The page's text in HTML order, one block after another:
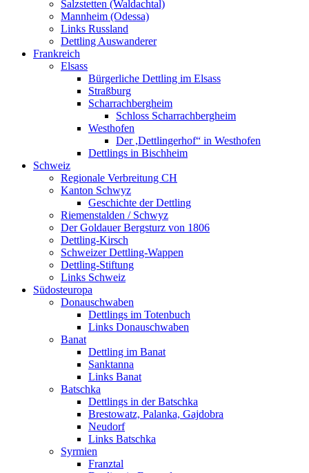
Salzstetten (Waldachtal)
Mannheim (Odessa)
Links Russland
Dettling Auswanderer
Frankreich
Elsass
Bürgerliche Dettling im Elsass
Straßburg
Scharrachbergheim
Schloss Scharrachbergheim
Westhofen
Der ,Dettlingerhof“ in Westhofen
Dettlings in Bischheim
Schweiz
Regionale Verbreitung CH
Kanton Schwyz
Geschichte der Dettling
Riemenstalden / Schwyz
Der Goldauer Bergsturz von 1806
Dettling-Kirsch
Schweizer Dettling-Wappen
Dettling-Stiftung
Links Schweiz
Südosteuropa
Donauschwaben
Dettlings im Totenbuch
Links Donauschwaben
Banat
Dettling im Banat
Sanktanna
Links Banat
Batschka
Dettlings in der Batschka
Brestowatz, Palanka, Gajdobra
Neudorf
Links Batschka
Syrmien
Franztal